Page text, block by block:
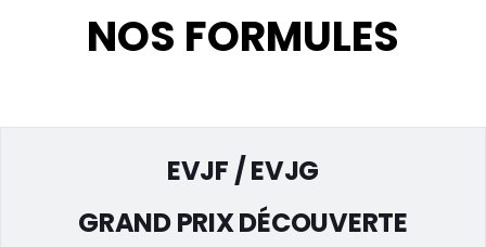
NOS FORMULES
EVJF / EVJG
GRAND PRIX DÉCOUVERTE